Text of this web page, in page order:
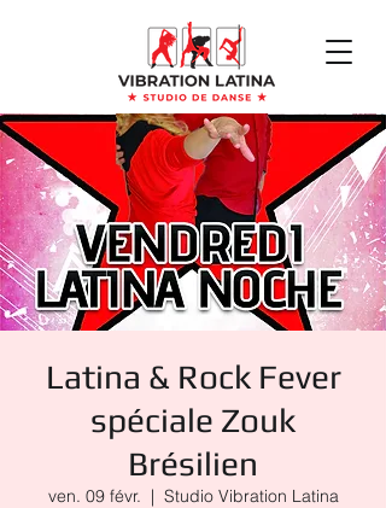
Latina & Rock Fever
spéciale Zouk
Brésilien
ven. 09 févr.
  |
Studio Vibration Latina